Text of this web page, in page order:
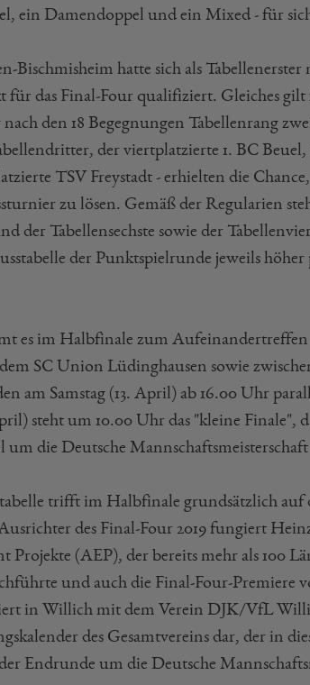
ein Damendoppel und ein Mixed - für
Bischmisheim hatte sich als Tabellenerster
für das Final-Four qualifiziert. Gleiches
den 18 Begegnungen Tabellenrang
der viertplatzierte 1. BC
TSV Freystadt - erhielten die
zu lösen. Gemäß der Regularien
der Tabellensechste sowie der
der Punktspielrunde jeweils
es im Halbfinale zum Aufeinandertreffen
SC Union Lüdinghausen sowie
am Samstag (13. April) ab 16.00 Uhr
steht um 10.00 Uhr das "kleine Finale",
um die Deutsche
trifft im Halbfinale grundsätzlich auf
des Final-Four 2019 fungiert
Projekte (AEP), der bereits mehr als 100
und auch die Final-Four-Premiere
in Willich mit dem Verein DJK/VfL
des Gesamtvereins dar, der in
Endrunde um die Deutsche